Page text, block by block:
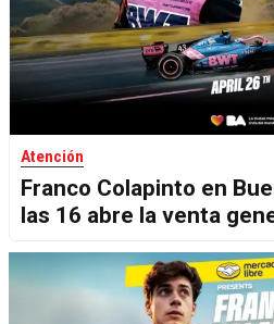
Atención
Franco Colapinto en
las 16 abre la venta